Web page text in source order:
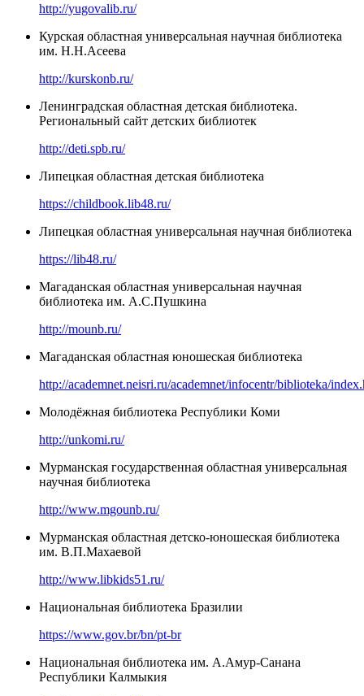
http://yugovalib.ru/
Курская областная универсальная научная библиотека
им. Н.Н.Асеева
http://kurskonb.ru/
Ленинградская областная детская библиотека.
Региональный сайт детских библиотек
http://deti.spb.ru/
Липецкая областная детская библиотека
https://childbook.lib48.ru/
Липецкая областная универсальная научная библиотека
https://lib48.ru/
Магаданская областная универсальная научная
библиотека им. А.С.Пушкина
http://mounb.ru/
Магаданская областная юношеская библиотека
http://academnet.neisri.ru/academnet/infocentr/biblioteka/
Молодёжная библиотека Республики Коми
http://unkomi.ru/
Мурманская государственная областная универсальная
научная библиотека
http://www.mgounb.ru/
Мурманская областная детско-юношеская библиотека
им. В.П.Махаевой
http://www.libkids51.ru/
Национальная библиотека Бразилии
https://www.gov.br/bn/pt-br
Национальная библиотека им. А.Амур-Санана
Республики Калмыкия